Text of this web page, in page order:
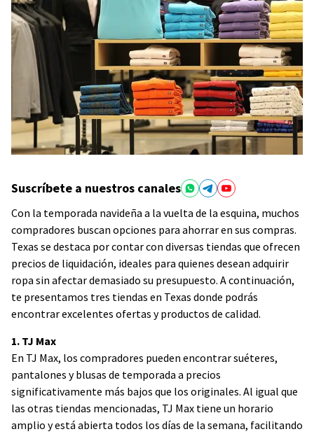
Suscríbete a nuestros canales
Con la temporada navideña a la vuelta de la esquina, muchos
compradores buscan opciones para ahorrar en sus compras.
Texas se destaca por contar con diversas tiendas que ofrecen
precios de liquidación, ideales para quienes desean adquirir
ropa sin afectar demasiado su presupuesto. A continuación,
te presentamos tres tiendas en Texas donde podrás
encontrar excelentes ofertas y productos de calidad.
1. TJ Max
En TJ Max, los compradores pueden encontrar suéteres,
pantalones y blusas de temporada a precios
significativamente más bajos que los originales. Al igual que
las otras tiendas mencionadas, TJ Max tiene un horario
amplio y está abierta todos los días de la semana, facilitando